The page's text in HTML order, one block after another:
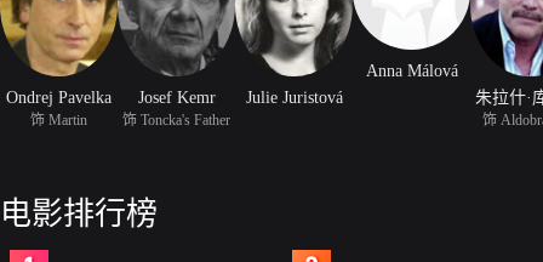
Ondrej Pavelka
饰 Martin
Josef Kemr
饰 Toncka's Father
Julie Juristová
Anna Málová
朱拉什·
饰
电影排行榜